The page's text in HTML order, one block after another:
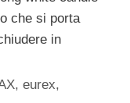
che si porta
in
,eurex,